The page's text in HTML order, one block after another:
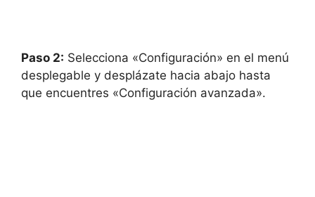
Paso 2: Selecciona «Configuración» en el menú
desplegable y desplázate hacia abajo hasta
que encuentres «Configuración avanzada».